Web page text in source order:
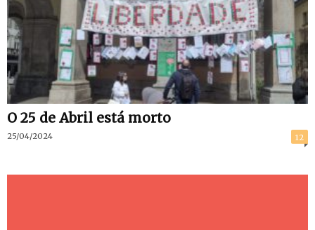
O 25 de Abril está morto
25/04/2024 12